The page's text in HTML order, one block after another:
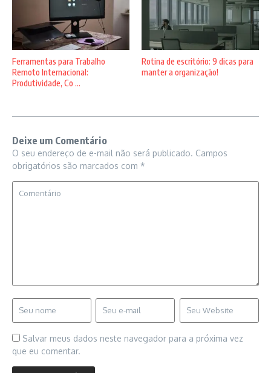
Ferramentas para Trabalho
Remoto Internacional:
Produtividade, Co ...
Rotina de escritório: 9 dicas para
manter a organização!
Deixe um Comentário
O seu endereço de e-mail não será publicado. Campos
obrigatórios são marcados com *
Salvar meus dados neste navegador para a próxima vez
que eu comentar.